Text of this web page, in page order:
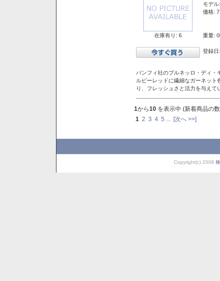
在庫有り: 6
モデル:
価格:
重量:
登録
バンフィ社のブルネッロ・ディ
ルビーレッドに繊細なガーネッ
り、フレッシュさと活力を与え
1から10 を表示中 (新着商品の
1 2 3 4 5 [次へ >>]
Copyright(c) 2008